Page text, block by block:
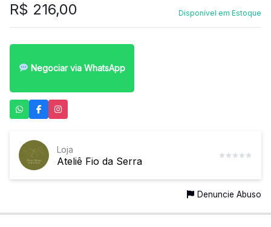
R$ 216,00 Disponível em Estoque
Negociar via WhatsApp
Ateliê Fio da Serra
Loja
Denuncie Abuso